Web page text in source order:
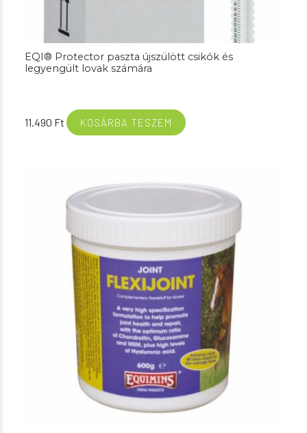
EQI® Protector paszta újszülött csikók és
legyengült lovak számára
11.490 Ft KOSÁRBA TESZEM